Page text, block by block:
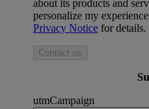
about its products and
personalize my
Privacy Notice for details.
Contact us
utmCampaign